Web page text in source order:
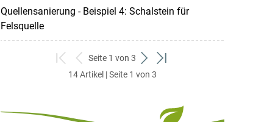
Quellensanierung - Beispiel 4: Schalstein für
Felsquelle
zum
ersten
zurück
zum
Seite 1 von 3
weiter
zum
zum
14 Artikel | Seite 1 von 3